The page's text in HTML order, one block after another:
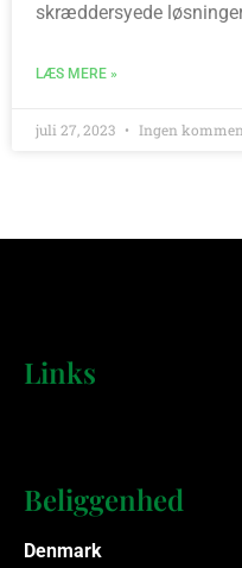
skræddersyede
LÆS MERE »
juli 27, 2023 Ingen
Links
Beliggenhed
Denmark